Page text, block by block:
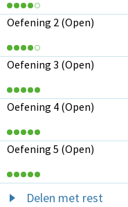
Oefening 2 (Open)
Oefening 3 (Open)
Oefening 4 (Open)
Oefening 5 (Open)
Delen met rest